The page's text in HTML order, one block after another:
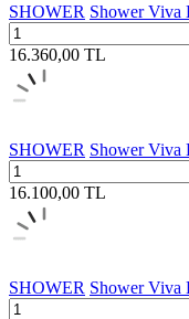
SHOWER Shower Viva
16.360,00 TL
SHOWER Shower Viva
16.100,00 TL
SHOWER Shower Viva